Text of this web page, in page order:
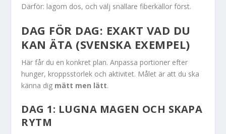
Därför: lagom dos, och välj snällare fiberkällor först.
DAG FÖR DAG: EXAKT VAD DU
KAN ÄTA (SVENSKA EXEMPEL)
Här får du en konkret plan. Anpassa portioner efter
hunger, kroppsstorlek och aktivitet. Målet är att du ska
känna dig mätt men lätt.
DAG 1: LUGNA MAGEN OCH SKAPA
RYTM